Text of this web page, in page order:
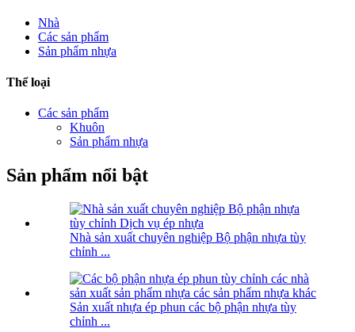
Nhà
Các sản phẩm
Sản phẩm nhựa
Thể loại
Các sản phẩm
Khuôn
Sản phẩm nhựa
Sản phẩm nổi bật
Nhà sản xuất chuyên nghiệp Bộ phận nhựa tùy
chỉnh ...
Sản xuất nhựa ép phun các bộ phận nhựa tùy
chỉnh ...